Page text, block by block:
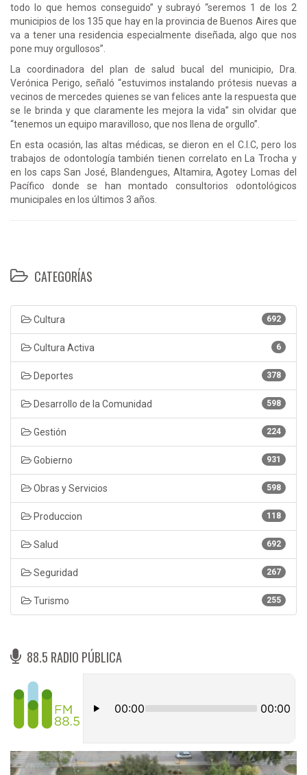
todo lo que hemos conseguido” y subrayó “seremos 1 de los 2
municipios de los 135 que hay en la provincia de Buenos Aires que
va a tener una residencia especialmente diseñada, algo que nos
pone muy orgullosos”.
La coordinadora del plan de salud bucal del municipio, Dra.
Verónica Perigo, señaló “estuvimos instalando prótesis nuevas a
vecinos de mercedes quienes se van felices ante la respuesta que
se le brinda y que claramente les mejora la vida” sin olvidar que
“tenemos un equipo maravilloso, que nos llena de orgullo”.
En esta ocasión, las altas médicas, se dieron en el C.I.C, pero los
trabajos de odontología también tienen correlato en La Trocha y
en los caps San José, Blandengues, Altamira, Agotey Lomas del
Pacífico donde se han montado consultorios odontológicos
municipales en los últimos 3 años.
CATEGORÍAS
692
Cultura
6
Cultura Activa
378
Deportes
598
Desarrollo de la Comunidad
224
Gestión
931
Gobierno
598
Obras y Servicios
118
Produccion
692
Salud
267
Seguridad
255
Turismo
88.5 RADIO PÚBLICA